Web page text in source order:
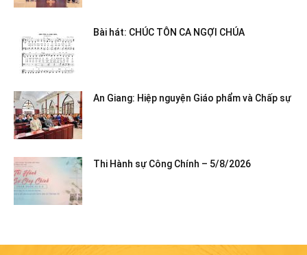
Bài hát: CHÚC TÔN CA NGỢI CHÚA
An Giang: Hiệp nguyện Giáo phẩm và Chấp sự
Thi Hành sự Công Chính – 5/8/2026